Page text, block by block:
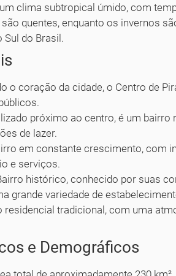
clima subtropical úmido, com
quentes, enquanto os invernos
do Brasil.
o coração da cidade, o Centro de
próximo ao centro, é um
de lazer.
em constante crescimento, com
e serviços.
histórico, conhecido por suas
grande variedade de
residencial tradicional, com uma
e Demográficos